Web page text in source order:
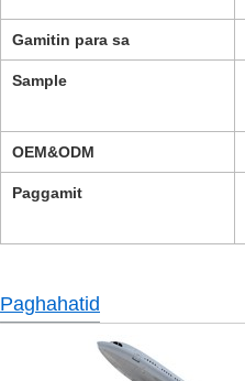
Gamitin para sa
Sample
OEM&ODM
Paggamit
Paghahatid